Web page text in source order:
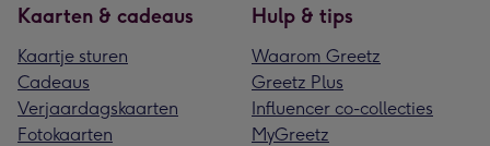
Kaarten & cadeaus
Kaartje sturen
Cadeaus
Verjaardagskaarten
Fotokaarten
Hulp & tips
Waarom Greetz
Greetz Plus
Influencer co-collecties
MyGreetz